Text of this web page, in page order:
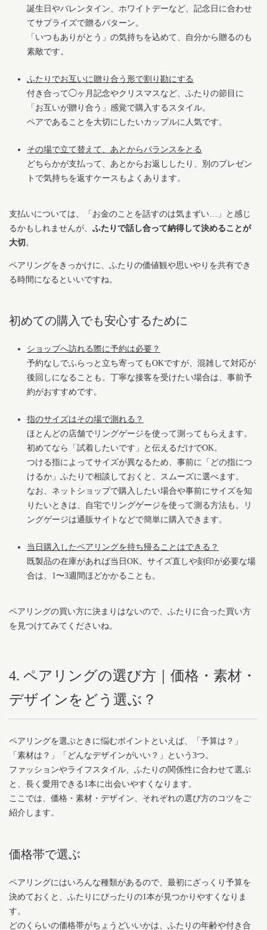
誕生日やバレンタイン、ホワイトデーなど、記念日に合わせ
てサプライズで贈るパターン。
「いつもありがとう」の気持ちを込めて、自分から贈るのも
素敵です。
ふたりでお互いに贈り合う形で割り勘にする
付き合って◯ヶ月記念やクリスマスなど、ふたりの節目に
「お互いが贈り合う」感覚で購入するスタイル。
ペアであることを大切にしたいカップルに人気です。
その場で立て替えて、あとからバランスをとる
どちらかが支払って、あとからお返ししたり、別のプレゼン
トで気持ちを返すケースもよくあります。
支払いについては、「お金のことを話すのは気まずい…」と感じ
るかもしれませんが、 ふたりで話し合って納得して決めることが
大切。
ペアリングをきっかけに、ふたりの価値観や思いやりを共有でき
る時間になるといいですね。
初めての購入でも安心するために
ショップへ訪れる際に予約は必要？
予約なしでふらっと立ち寄ってもOKですが、混雑して対応が
後回しになることも。丁寧な接客を受けたい場合は、事前予
約がおすすめです。
指のサイズはその場で測れる？
ほとんどの店舗でリングゲージを使って測ってもらえます。
初めてなら「試着したいです」と伝えるだけでOK。
つける指によってサイズが異なるため、事前に「どの指につ
けるか」ふたりで相談しておくと、スムーズに選べます。
なお、ネットショップで購入したい場合や事前にサイズを知
りたいときは、自宅でリングゲージを使って測る方法も。リ
ングゲージは通販サイトなどで簡単に購入できます。
当日購入したペアリングを持ち帰ることはできる？
既製品の在庫があれば当日OK。サイズ直しや刻印が必要な場
合は、1〜3週間ほどかかることも。
ペアリングの買い方に決まりはないので、ふたりに合った買い方
を見つけてみてくださいね。
4. ペアリングの選び方｜価格・素材・
デザインをどう選ぶ？
ペアリングを選ぶときに悩むポイントといえば、「予算は？」
「素材は？」「どんなデザインがいい？」という3つ。
ファッションやライフスタイル、ふたりの関係性に合わせて選ぶ
と、長く愛用できる1本に出会いやすくなります。
ここでは、価格・素材・デザイン、それぞれの選び方のコツをご
紹介します。
価格帯で選ぶ
ペアリングにはいろんな種類があるので、最初にざっくり予算を
決めておくと、ふたりにぴったりの1本が見つかりやすくなりま
す。
どのくらいの価格帯がちょうどいいかは、ふたりの年齢や付き合